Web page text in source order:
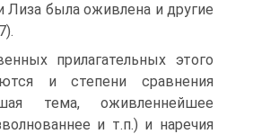
Лиза была оживлена и другие
прилагательных этого
и степени сравнения
тема, оживленнейшее
и т.п.) и наречия